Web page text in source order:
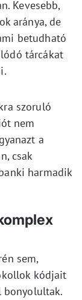
Kevesebb,
aránya, de
betudható
tárcákat
szoruló
nem
a
csak
harmadik
sem,
kódjait
bonyolultak.